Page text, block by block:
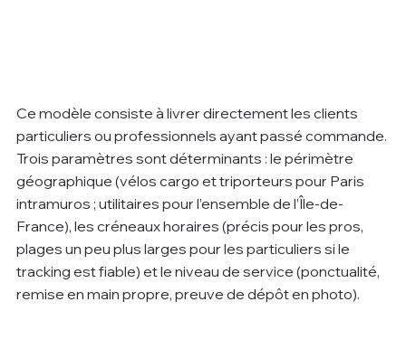
Ce modèle consiste à livrer directement les clients
particuliers ou professionnels ayant passé commande.
Trois paramètres sont déterminants : le périmètre
géographique (vélos cargo et triporteurs pour Paris
intramuros ; utilitaires pour l’ensemble de l’Île-de-
France), les créneaux horaires (précis pour les pros,
plages un peu plus larges pour les particuliers si le
tracking est fiable) et le niveau de service (ponctualité,
remise en main propre, preuve de dépôt en photo).